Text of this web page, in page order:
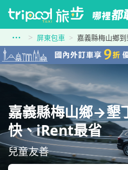
屏東包車 嘉義縣梅山鄉
嘉義縣梅山鄉→墾
快、iRent最省
兒童友善